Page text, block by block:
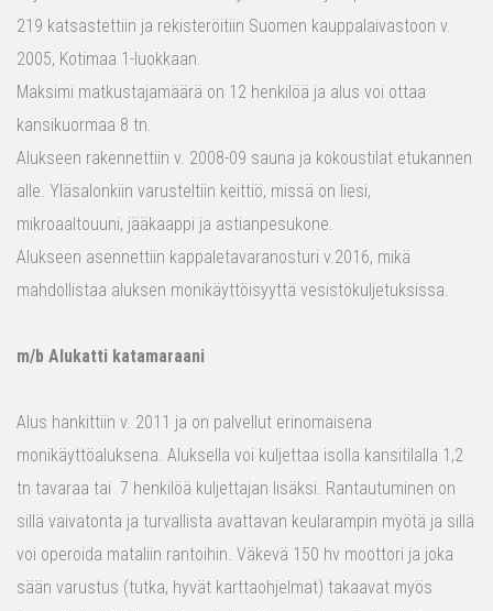
219 katsastettiin ja rekisteröitiin Suomen kauppalaivastoon v.
2005, Kotimaa 1-luokkaan.
Maksimi matkustajamäärä on 12 henkilöä ja alus voi ottaa
kansikuormaa 8 tn.
Alukseen rakennettiin v. 2008-09 sauna ja kokoustilat etukannen
alle. Yläsalonkiin varusteltiin keittiö, missä on liesi,
mikroaaltouuni, jääkaappi ja astianpesukone.
Alukseen asennettiin kappaletavaranosturi v.2016, mikä
mahdollistaa aluksen monikäyttöisyyttä vesistökuljetuksissa.
m/b Alukatti katamaraani
Alus hankittiin v. 2011 ja on palvellut erinomaisena
monikäyttöaluksena. Aluksella voi kuljettaa isolla kansitilalla 1,2
tn tavaraa tai 7 henkilöä kuljettajan lisäksi. Rantautuminen on
sillä vaivatonta ja turvallista avattavan keularampin myötä ja sillä
voi operoida mataliin rantoihin. Väkevä 150 hv moottori ja joka
sään varustus (tutka, hyvät karttaohjelmat) takaavat myös